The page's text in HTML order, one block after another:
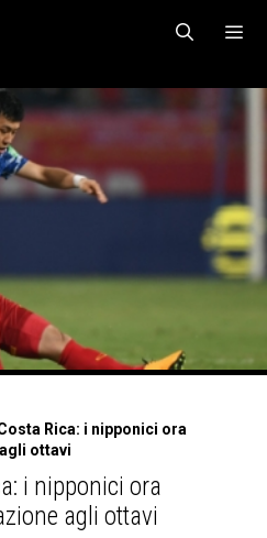
Rica: i nipponici ora
ottavi
i nipponici ora
agli ottavi